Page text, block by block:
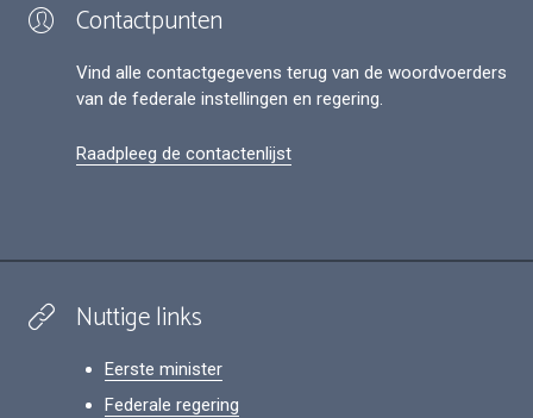
Contactpunten
Vind alle contactgegevens terug van de woordvoerders
van de federale instellingen en regering.
Raadpleeg de contactenlijst
Nuttige links
Eerste minister
Federale regering